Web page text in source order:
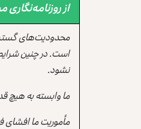
از
محدودیت‌های
است. در چنین
نشود.
ما وابسته به هیچ
مأموریت ما